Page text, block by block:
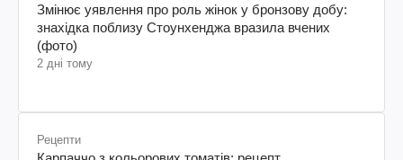
Змінює уявлення про роль жінок у бронзову добу:
знахідка поблизу Стоунхенджа вразила вчених
(фото)
2 дні тому
Рецепти